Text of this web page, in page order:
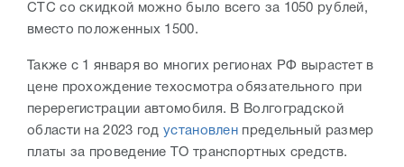
СТС со скидкой можно было всего за 1050 рублей,
вместо положенных 1500.
Также с 1 января во многих регионах РФ вырастет в
цене прохождение техосмотра обязательного при
перерегистрации автомобиля. В Волгоградской
области на 2023 годустановлен предельный размер
платы за проведение ТО транспортных средств.